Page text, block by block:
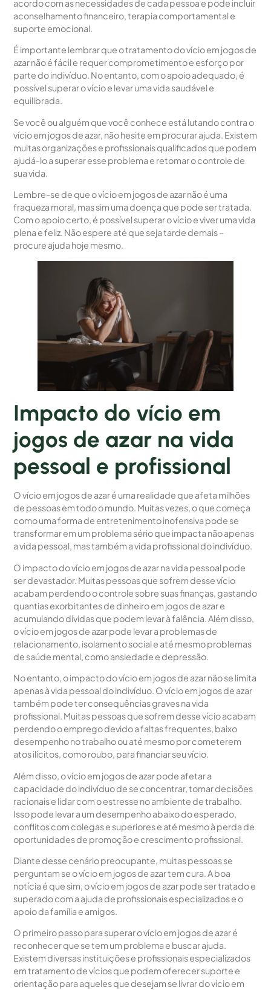
acordo com as necessidades de cada pessoa e pode incluir
aconselhamento financeiro, terapia comportamental e
suporte emocional.
É importante lembrar que o tratamento do vício em jogos de
azar não é fácil e requer comprometimento e esforço por
parte do indivíduo. No entanto, com o apoio adequado, é
possível superar o vício e levar uma vida saudável e
equilibrada.
Se você ou alguém que você conhece está lutando contra o
vício em jogos de azar, não hesite em procurar ajuda. Existem
muitas organizações e profissionais qualificados que podem
ajudá-lo a superar esse problema e retomar o controle de
sua vida.
Lembre-se de que o vício em jogos de azar não é uma
fraqueza moral, mas sim uma doença que pode ser tratada.
Com o apoio certo, é possível superar o vício e viver uma vida
plena e feliz. Não espere até que seja tarde demais –
procure ajuda hoje mesmo.
Impacto do vício em
jogos de azar na vida
pessoal e profissional
O vício em jogos de azar é uma realidade que afeta milhões
de pessoas em todo o mundo. Muitas vezes, o que começa
como uma forma de entretenimento inofensiva pode se
transformar em um problema sério que impacta não apenas
a vida pessoal, mas também a vida profissional do indivíduo.
O impacto do vício em jogos de azar na vida pessoal pode
ser devastador. Muitas pessoas que sofrem desse vício
acabam perdendo o controle sobre suas finanças, gastando
quantias exorbitantes de dinheiro em jogos de azar e
acumulando dívidas que podem levar à falência. Além disso,
o vício em jogos de azar pode levar a problemas de
relacionamento, isolamento social e até mesmo problemas
de saúde mental, como ansiedade e depressão.
No entanto, o impacto do vício em jogos de azar não se limita
apenas à vida pessoal do indivíduo. O vício em jogos de azar
também pode ter consequências graves na vida
profissional. Muitas pessoas que sofrem desse vício acabam
perdendo o emprego devido a faltas frequentes, baixo
desempenho no trabalho ou até mesmo por cometerem
atos ilícitos, como roubo, para financiar seu vício.
Além disso, o vício em jogos de azar pode afetar a
capacidade do indivíduo de se concentrar, tomar decisões
racionais e lidar com o estresse no ambiente de trabalho.
Isso pode levar a um desempenho abaixo do esperado,
conflitos com colegas e superiores e até mesmo à perda de
oportunidades de promoção e crescimento profissional.
Diante desse cenário preocupante, muitas pessoas se
perguntam se o vício em jogos de azar tem cura. A boa
notícia é que sim, o vício em jogos de azar pode ser tratado e
superado com a ajuda de profissionais especializados e o
apoio da família e amigos.
O primeiro passo para superar o vício em jogos de azar é
reconhecer que se tem um problema e buscar ajuda.
Existem diversas instituições e profissionais especializados
em tratamento de vícios que podem oferecer suporte e
orientação para aqueles que desejam se livrar do vício em